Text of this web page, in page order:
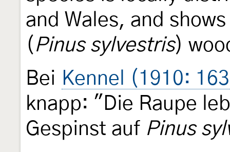
and Wales, and
( Pinus sylvestris)
Bei Kennel (1910:
knapp: "Die Raupe
Gespinst auf Pinus